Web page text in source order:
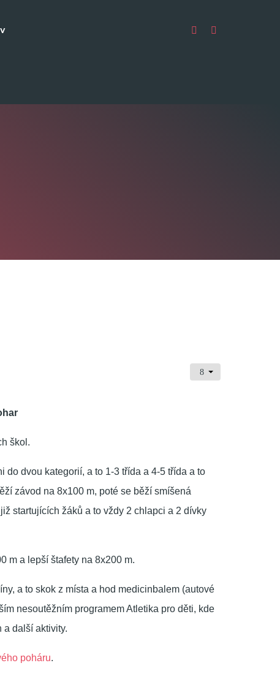
škol.
do dvou kategorií, a to 1-3 třída a 4-5 třída a to
závod na 8x100 m, poté se běží smíšená
startujících žáků a to vždy 2 chlapci a 2 dívky
m a lepší štafety na 8x200 m.
a to skok z místa a hod medicinbalem (autové
nesoutěžním programem Atletika pro děti, kde
a další aktivity.
poháru.